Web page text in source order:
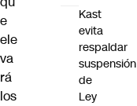
e
ele
va
rá
los
Kast
evita
respaldar
suspensión
de
Ley